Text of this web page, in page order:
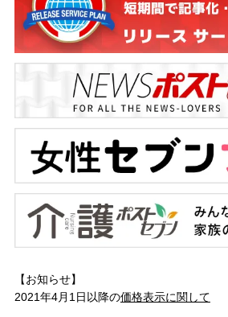
【お知らせ】
2021年4月1日以降の価格表示に関して